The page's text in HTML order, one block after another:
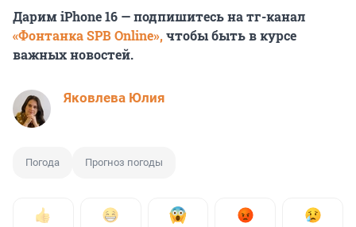
Дарим iPhone 16 — подпишитесь на тг-канал
«Фонтанка SPB Online»,чтобы быть в курсе
важных новостей.
Яковлева Юлия
Погода Прогноз погоды